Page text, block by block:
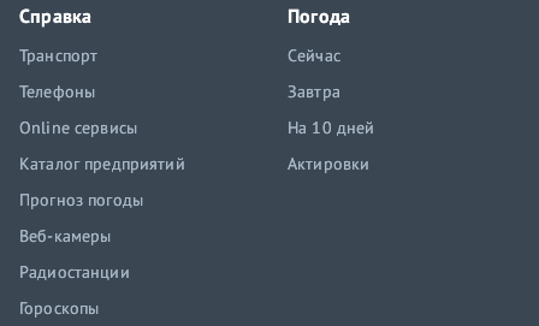
Справка
Транспорт
Телефоны
Online сервисы
Каталог предприятий
Прогноз погоды
Веб-камеры
Радиостанции
Гороскопы
Погода
Сейчас
Завтра
На 10 дней
Актировки